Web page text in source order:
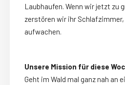
Laubhaufen. Wenn wir jetzt zu
zerstören wir ihr Schlafzimmer,
aufwachen.
Unsere Mission für diese
Geht im Wald mal ganz nah an